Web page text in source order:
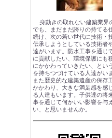
身動きの取れない建築業界
でも、まだまだ誇りの持てる
続け、次の若い世代に技術・
伝承しようとしている技術者
達がいます。防水工事を通じ
に貢献したい、環境保護にも
にかかわっていきたい、とい
を持ちつづけている人達がい
また歴史的な建築遺産の保存
かかわり、大きな満足感を感
る人達もいます。子供達の将
事を通じて何かいい影響を与
い、と思いませんか。